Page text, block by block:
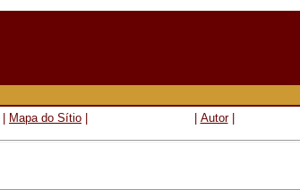
Mapa do Sítio Autor|